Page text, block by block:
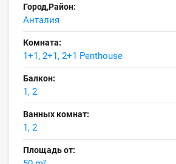
Город,Район:
Анталия
Комната:
1+1, 2+1, 2+1 Penthouse
Балкон:
1, 2
Ванных комнат:
1, 2
Площадь от: